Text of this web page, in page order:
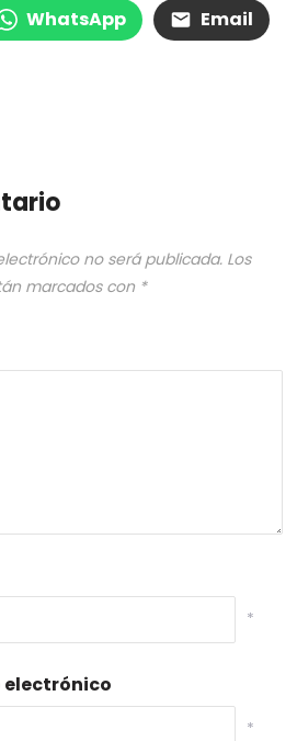
WhatsApp Email
no será publicada. Los
marcados con *
*
electrónico
*